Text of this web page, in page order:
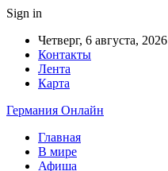
Sign in
Четверг, 6 августа, 2026
Контакты
Лента
Карта
Германия Онлайн
Главная
В мире
Афиша